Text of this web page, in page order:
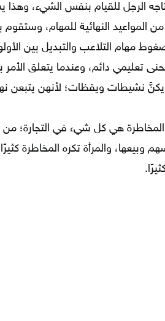
الرجل للقيام بنفس الشيء، وهذا
المواعيد النهائية للمهام، وستقوم
مهام التلاعب والتبديل بين
تعليمي دائم، وعندما يتعلق الأمر
يكنَّ نشيطات ويقظات؛ لأنهن يتبعن
المخاطرة هي كل شيء في التجارة؛ من
وبيعها، والمرأة تكره المخاطرة